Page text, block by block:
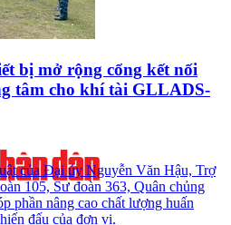
bị mở rộng cổng kết nối
tâm cho khí tài GLLADS-
của Đại úy Nguyễn Văn Hậu, Trợ
105, Sư đoàn 363, Quân chủng
phần nâng cao chất lượng huấn
đấu của đơn vị.